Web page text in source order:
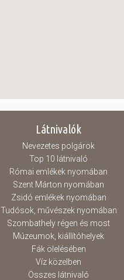
Látnivalók
Nevezetes polgárok
Top 10 látnivaló
Római emlékek nyomában
Szent Márton nyomában
Zsidó emlékek nyomában
Tudósok, művészek nyomában
Szombathely régen és most
Múzeumok, kiállítóhelyek
Fák ölelésében
Víz közelben
Összes látnivaló